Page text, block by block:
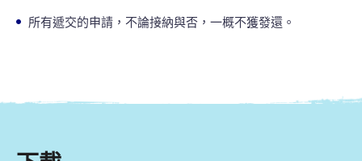
所有遞交的申請，不論接納與否，一概不獲發還。